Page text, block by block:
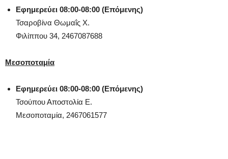
Εφημερεύει 08:00-08:00 (Επόμενης)
Τσαροβίνα Θωμαΐς Χ.
Φιλίππου 34, 2467087688
Μεσοποταμία
Εφημερεύει 08:00-08:00 (Επόμενης)
Τσούπου Αποστολία Ε.
Μεσοποταμία, 2467061577